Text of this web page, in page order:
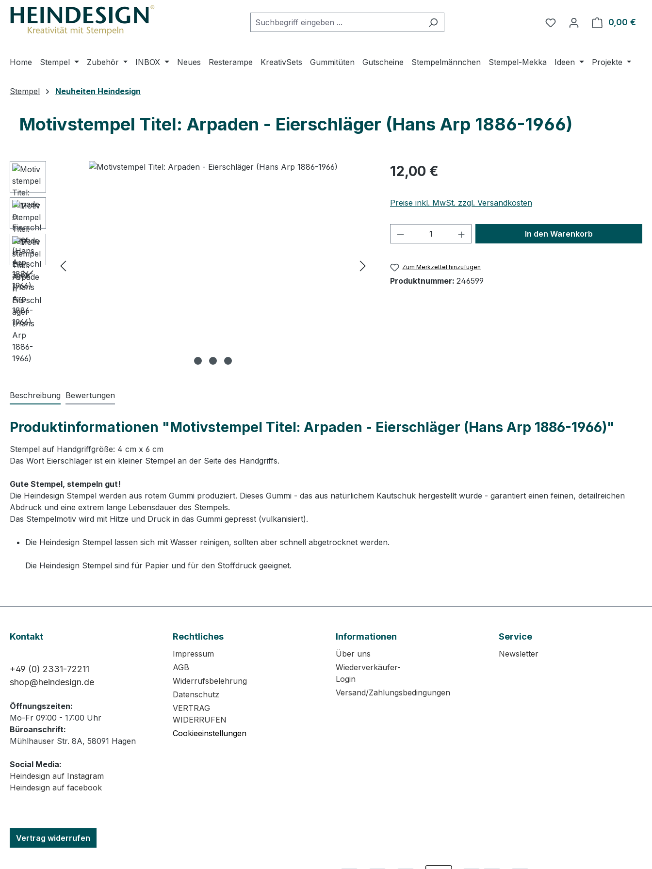
Hauptinhalt springen
Zur Suche springen
Zur Hauptnavigation springen
0,00 €
Home Stempel Zubehör INBOX Neues Resterampe KreativSets Gummitüten Gutscheine Stempelmännchen Stempel-Mekka Ideen Projekte
Stempel Neuheiten Heindesign
Motivstempel Titel: Arpaden - Eierschläger (Hans Arp 1886-1966)
Bildergalerie überspringen 12,00 €
Preise inkl. MwSt. zzgl. Versandkosten
Produkt Anzahl: Gib den gewünschten Wert
In den Warenkorb
Zum Merkzettel hinzufügen
Produktnummer: 246599
Beschreibung Bewertungen
Produktinformationen "Motivstempel Titel: Arpaden - Eierschläger (Hans Arp 1886-1966)"
Stempel auf Handgriffgröße: 4 cm x 6 cm
Das Wort Eierschläger ist ein kleiner Stempel an der Seite des Handgriffs.
Gute Stempel, stempeln gut!
Die Heindesign Stempel werden aus rotem Gummi produziert. Dieses Gummi - das aus natürlichem Kautschuk hergestellt wurde - garantiert einen feinen, detailreichen
Abdruck und eine extrem lange Lebensdauer des Stempels.
Das Stempelmotiv wird mit Hitze und Druck in das Gummi gepresst (vulkanisiert).
Die Heindesign Stempel lassen sich mit Wasser reinigen, sollten aber schnell abgetrocknet werden.
Die Heindesign Stempel sind für Papier und für den Stoffdruck geeignet.
Kontakt
+49 (0) 2331-72211
shop@heindesign.de
Öffnungszeiten:
Mo-Fr 09:00 - 17:00 Uhr
Büroanschrift:
Mühlhauser Str. 8A, 58091 Hagen
Social Media:
Heindesign auf Instagram
Heindesign auf facebook
Vertrag widerrufen
Rechtliches
Impressum
AGB
Widerrufsbelehrung
Datenschutz
VERTRAG
WIDERRUFEN
Cookieeinstellungen
Informationen
Über uns
Wiederverkäufer-
Login
Versand/Zahlungsbedingungen
Service
Newsletter